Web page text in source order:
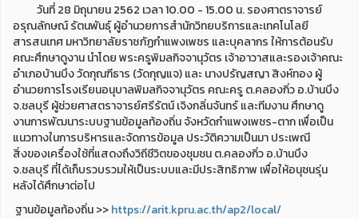
วันที่ 28 มิถุนายน 2562 เวลา 10.00 - 15.00 น. รองศาตราจารย์
อรุณลักษณ์ รัตนพันธุ์ ผู้อำนวยการสำนักวิทยบริการและเทคโนโลยี
สารสนเทศ มหาวิทยาลัยราชภัฏกำแพงเพชร และบุคลากร ให้การต้อนรับ
คณะศึกษาดูงาน นำโดย พระครูพิมลกิจจานุวัตร เจ้าอาวาสและรองเจ้าคณะ
อำเภอบ้านบึง วัดกุณฑีธาร (วัดกุญแจ) และ นางปรัญสญา สิงห์ทอง ผู้
อำนวยการโรงเรียนอนุบาลพิมลกิจจานุวัตร คณะครู ต.คลองกิ่ว อ.บ้านบึง
จ.ชลบุรี ผู้ช่วยศาสตราจารย์ศรีรัตน์ เจิงกลิ่นจันทร์ และทีมงาน ศึกษาดู
งานการพัฒนาระบบฐานข้อมูลท้องถิ่น จังหวัดกำแพงเพชร-ตาก เพื่อเป็น
แนวทางในการบริหารและจัดการข้อมูล ประวัติความเป็นมา ประเพณี
สิ่งของเครื่องใช้ที่แสดงถึงวิถีชีวิตของชุมชน ต.คลองกิ่ว อ.บ้านบึง
จ.ชลบุรี ที่ได้เก็บรวบรวมให้เป็นระบบและมีประสิทธิภาพ เพื่อให้อนุชนรุ่น
หลังได้ศึกษาต่อไป
ฐานข้อมูลท้องถิ่น >>https://arit.kpru.ac.th/ap2/local/